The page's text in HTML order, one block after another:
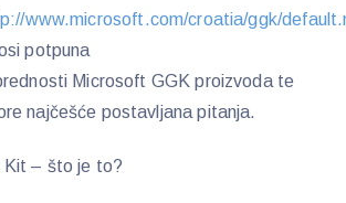
www.microsoft.com/croatia/ggk/
potpuna
Microsoft GGK proizvoda te
najčešće postavljana pitanja.
Kit – što je to?